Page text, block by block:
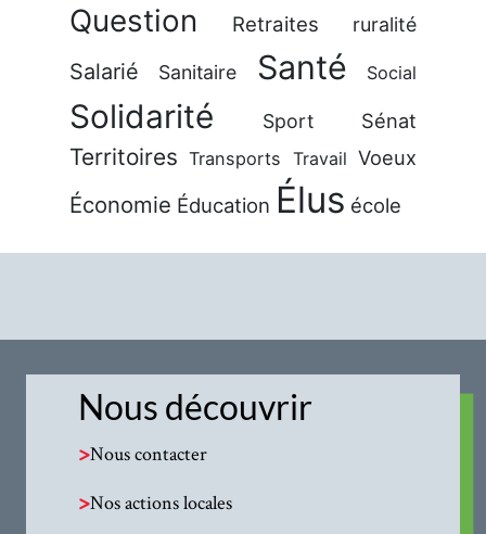
Question Retraites ruralité
Salarié Sanitaire Santé Social
Solidarité Sport Sénat
Territoires Transports Travail Voeux
Économie Éducation Élus école
Nous découvrir
>Nous contacter
>Nos actions locales